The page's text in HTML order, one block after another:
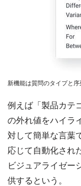
新機能は質問のタイプと
例えば「製品カテ
の外れ値をハイラ
対して簡単な言葉
応じて自動化され
ビジュアライゼー
供するという。